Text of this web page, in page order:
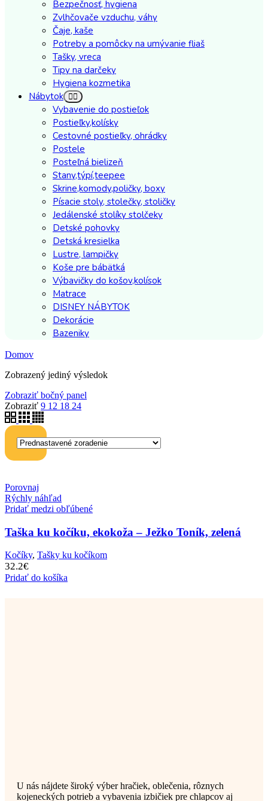
Bezpečnosť, hygiena
Zvlhčovače vzduchu, váhy
Čaje, kaše
Potreby a pomôcky na umývanie fliaš
Tašky, vreca
Tipy na darčeky
Hygiena kozmetika
Nábytok
Vybavenie do postieľok
Postieľky,kolísky
Cestovné postieľky, ohrádky
Postele
Posteľná bielizeň
Stany,týpí,teepee
Skrine,komody,poličky, boxy
Písacie stoly, stolečky, stoličky
Jedálenské stolíky stolčeky
Detské pohovky
Detská kresielka
Lustre, lampičky
Koše pre bábätká
Výbavičky do košov,kolísok
Matrace
DISNEY NÁBYTOK
Dekorácie
Bazeniky
Domov
Zobrazený jediný výsledok
Zobraziť bočný panel
Zobraziť 9 12 18 24
Porovnaj
Rýchly náhľad
Pridať medzi obľúbené
Taška ku kočíku, ekokoža – Ježko Toník, zelená
Kočíky, Tašky ku kočíkom
32.2€
Pridať do košíka
U nás nájdete široký výber hračiek, oblečenia, rôznych
kojeneckých potrieb a vybavenia izbičiek pre chlapcov aj